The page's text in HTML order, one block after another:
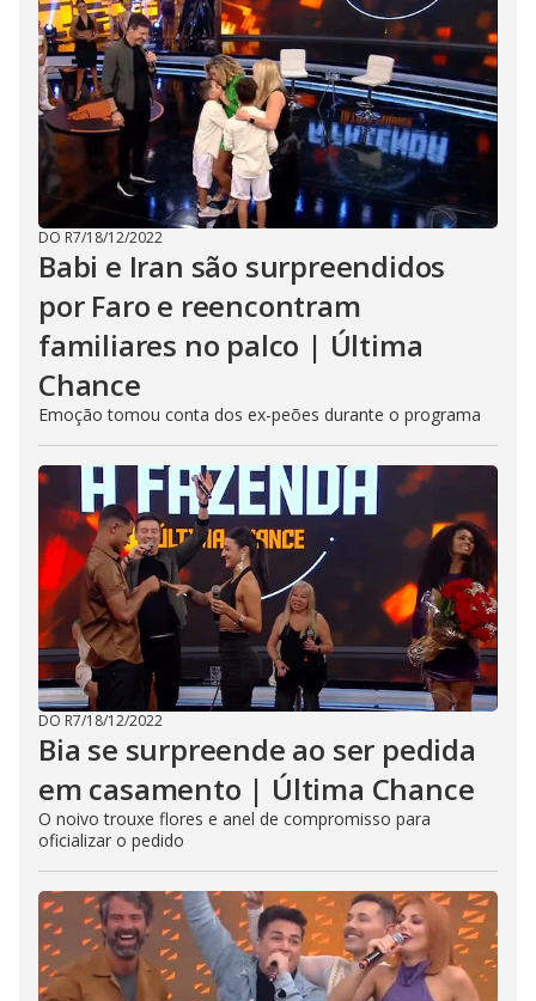
DO R7/18/12/2022
Babi e Iran são surpreendidos
por Faro e reencontram
familiares no palco | Última
Chance
Emoção tomou conta dos ex-peões durante o programa
DO R7/18/12/2022
Bia se surpreende ao ser pedida
em casamento | Última Chance
O noivo trouxe flores e anel de compromisso para
oficializar o pedido